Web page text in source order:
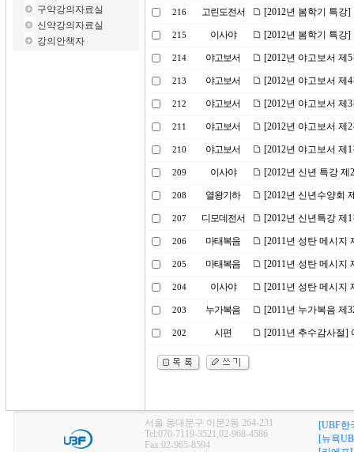
구약강의자료실
신약강의자료실
강의안책자
216 고린도전서 [2012년 봄학기 특강
215 이사야 [2012년 봄학기 특강
214 야고보서 [2012년 야고보서 제
213 야고보서 [2012년 야고보서 제
212 야고보서 [2012년 야고보서 제
211 야고보서 [2012년 야고보서 제
210 야고보서 [2012년 야고보서 제
209 이사야 [2012년 신년 특강
208 열왕기하 [2012년 신년수양회
207 디모데전서 [2012년 신년특강 제
206 마태복음 [2011년 성탄 메시지
205 마태복음 [2011년 성탄 메시지
204 이사야 [2011년 성탄 메시지
203 누가복음 [2011년 누가복음 제
202 시편 [2011년 추수감사절]
서울 동대문구 이문2동 264-231
Tel:070-7119-3521,02-968-4586
Fax:02-965-8594
[UBF한
[뉴욕